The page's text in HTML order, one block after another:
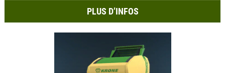
PLUS D’INFOS